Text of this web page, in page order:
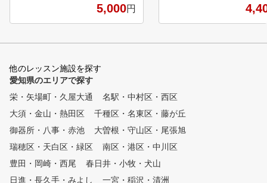
客様負担となります。詳しくは
金谷多一郎プロ全監修レッスン
修レッスンテキストを無料配布
！ ② ライフスタイルに合わ
曜日毎に様々な時間帯で
レッスンを行っています。 ③
完全少人数体制のレッスン
各コース最大5名に対し
て、プロインストラクター1名
がマンツーマン方式で指導しま
5,000円
個人カルテを作りますの
スクール全体でレッスン
つでも受講OK！どの時間
他のレッスン施設を探す
愛知県のエリアで探す
栄・矢場町・久屋大通
名駅・中村区・西区
大須・金山・熱田区
千種区・名東区・藤が丘
御器所・八事・赤池
大曽根・守山区・尾張旭
瑞穂区・天白区・緑区
南区・港区・中川区
豊田・岡崎・西尾
春日井・小牧・犬山
日進・長久手・みよし
一宮・稲沢・清洲